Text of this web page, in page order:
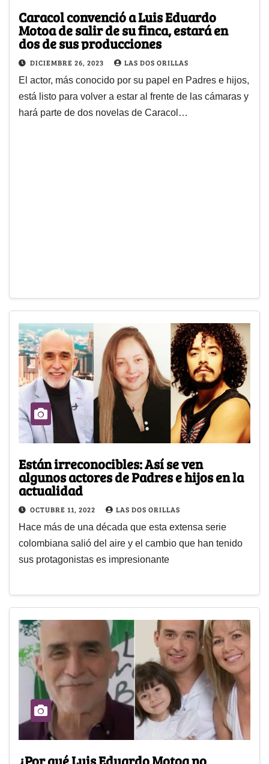
Caracol convenció a Luis Eduardo
Motoa de salir de su finca, estará en
dos de sus producciones
DICIEMBRE 26, 2023 LAS DOS ORILLAS
El actor, más conocido por su papel en Padres e hijos,
está listo para volver a estar al frente de las cámaras y
hará parte de dos novelas de Caracol…
Están irreconocibles: Así se ven
algunos actores de Padres e hijos en la
actualidad
OCTUBRE 11, 2022 LAS DOS ORILLAS
Hace más de una década que esta extensa serie
colombiana salió del aire y el cambio que han tenido
sus protagonistas es impresionante